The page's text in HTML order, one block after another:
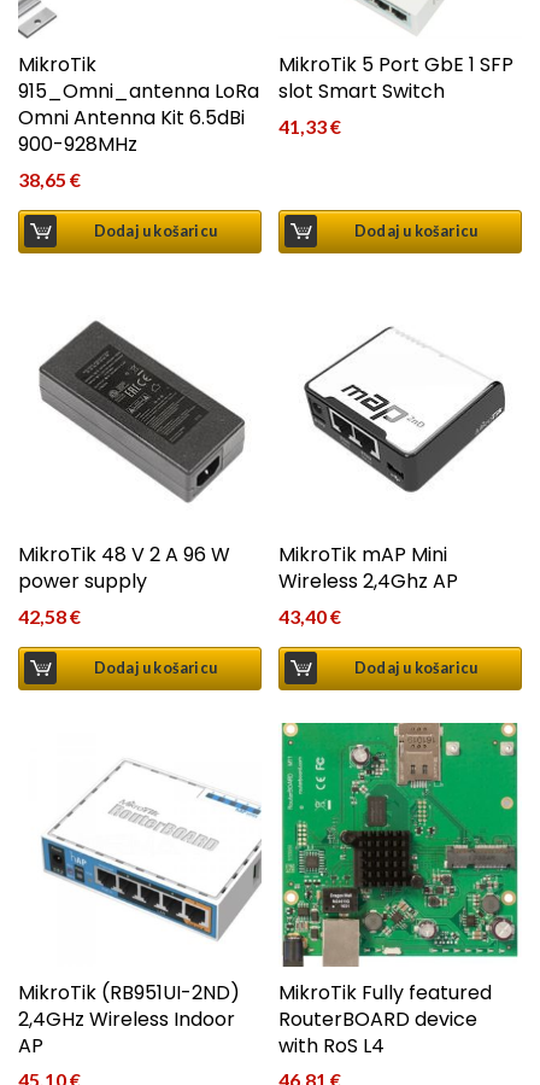
MikroTik
915_Omni_antenna LoRa
Omni Antenna Kit 6.5dBi
900-928MHz
38,65 €
Dodaj u košaricu
MikroTik 5 Port GbE 1 SFP
slot Smart Switch
41,33€
Dodaj u košaricu
MikroTik 48 V 2 A 96 W
power supply
42,58€
Dodaj u košaricu
MikroTik mAP Mini
Wireless 2,4Ghz AP
43,40€
Dodaj u košaricu
MikroTik (RB951UI-2ND)
2,4GHz Wireless Indoor
AP
45,10€
MikroTik Fully featured
RouterBOARD device
with RoS L4
46,81€